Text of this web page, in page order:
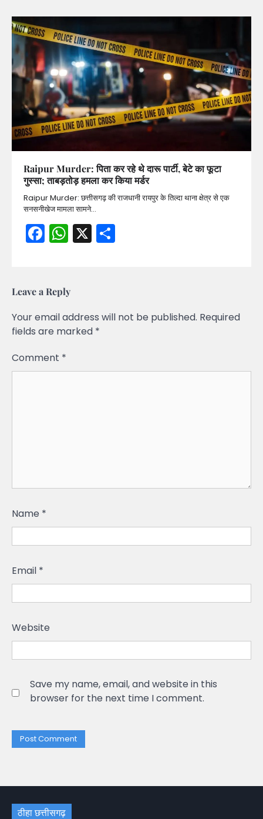
Raipur Murder: पिता कर रहे थे दारू पार्टी, बेटे का फूटा
गुस्सा; ताबड़तोड़ हमला कर किया मर्डर
Raipur Murder: छत्तीसगढ़ की राजधानी रायपुर के तिल्दा थाना क्षेत्र से एक
सनसनीखेज मामला सामने…
Facebook
WhatsApp
X
Leave a Reply
Your email address will not be published. Required
fields are marked *
Comment *
Name *
Email *
Website
Save my name, email, and website in this
browser for the next time I comment.
ठीहा छत्तीसगढ़